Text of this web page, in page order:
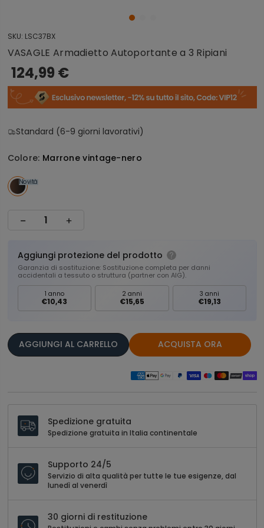
SKU: LSC37BX
VASAGLE Armadietto Autoportante a 3 Ripiani
124,99 €
Standard (6-9 giorni lavorativi)
Colore: Marrone vintage-nero
Novità
Aggiungi protezione del prodotto
Garanzia di sostituzione: Sostituzione completa per danni
accidentali a tessuto o struttura (partner con AIG).
1 anno
€10,43
2 anni
€15,65
3 anni
€19,13
AGGIUNGI AL CARRELLO ACQUISTA ORA
Spedizione gratuita
Spedizione gratuita in Italia continentale
Supporto 24/5
Servizio di alta qualità per tutte le tue esigenze, dal
lunedì al venerdì
30 giorni di restituzione